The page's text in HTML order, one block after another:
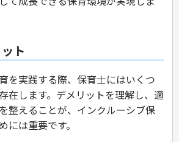
ト
を実践する際、保育士にはいくつ
在します。デメリットを理解し、適
整えることが、インクルーシブ保
には重要です。